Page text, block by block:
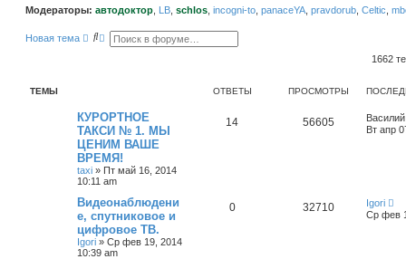
Модераторы: автодоктор LB schlos incogni-to panaceYA pravdorub Celtic
Новая тема
П Р
н
н
ы
й
п
о
и
с
к
1662
ТЕМЫ ОТВЕТЫ ПРОСМОТРЫ
КУРОРТНОЕ
ТАКСИ № 1. МЫ
ЦЕНИМ ВАШЕ
ВРЕМЯ!
taxi » Пт май 16, 2014
10:11 am
14 56605
Вт апр
Видеонаблюдени
е, спутниковое и
цифровое ТВ.
Igori » Ср фев 19, 2014
10:39 am
0 32710
Igori
Ср фев